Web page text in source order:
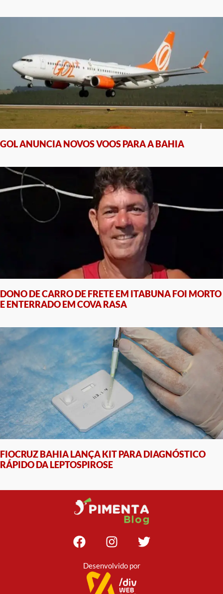
GOL ANUNCIA NOVOS VOOS PARA A BAHIA
DONO DE CARRO DE FRETE EM ITABUNA FOI MORTO
E ENTERRADO EM COVA RASA
FIOCRUZ BAHIA LANÇA KIT PARA DIAGNÓSTICO
RÁPIDO DA LEPTOSPIROSE
Desenvolvido por